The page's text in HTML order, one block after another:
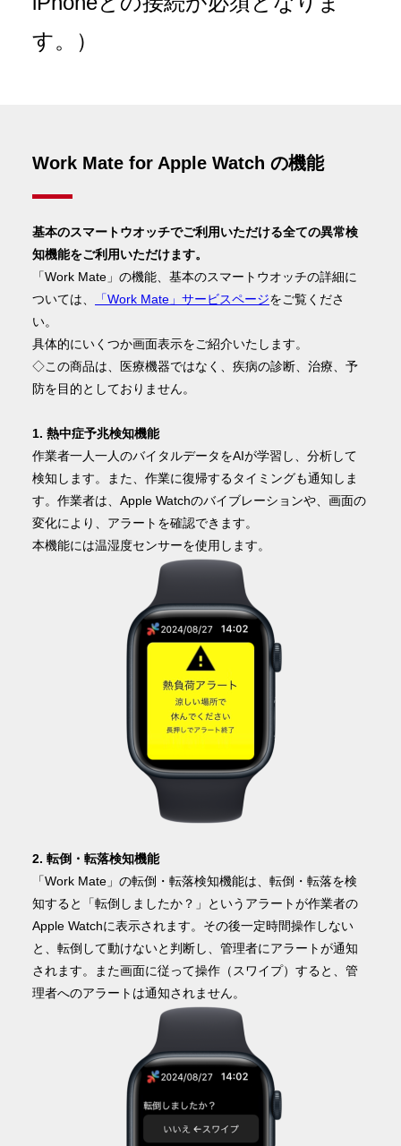
個人情報保護方針
匿名加工情報の取扱いについて
す。）
Work Mate for Apple Watch の機能
基本のスマートウオッチでご利用いただける全ての異常検
知機能をご利用いただけます。
「Work Mate」の機能、基本のスマートウオッチの詳細に
ついては、
「Work Mate」サービスページをご覧くださ
い。
具体的にいくつか画面表示をご紹介いたします。
◇この商品は、医療機器ではなく、疾病の診断、治療、予
防を目的としておりません。
1. 熱中症予兆検知機能
作業者一人一人のバイタルデータをAIが学習し、分析して
検知します。また、作業に復帰するタイミングも通知しま
す。作業者は、Apple Watchのバイブレーションや、画面の
変化により、アラートを確認できます。
本機能には温湿度センサーを使用します。
2. 転倒・転落検知機能
「Work Mate」の転倒・転落検知機能は、転倒・転落を検
知すると「転倒しましたか？」というアラートが作業者の
Apple Watchに表示されます。その後一定時間操作しない
と、転倒して動けないと判断し、管理者にアラートが通知
されます。また画面に従って操作（スワイプ）すると、管
理者へのアラートは通知されません。